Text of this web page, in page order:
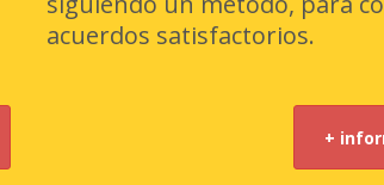
acuerdos satisfactorios.
+